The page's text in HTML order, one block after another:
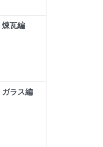
煉瓦編
ガラス編